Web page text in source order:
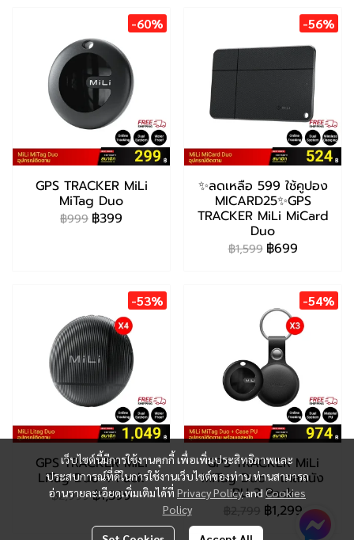
-60%
GPS TRACKER MiLi
MiTag Duo
฿999 ฿399
-56%
✨ลดเหลือ 599 ใช้คูปอง
MICARD25✨GPS
TRACKER MiLi MiCard
Duo
฿1,599 ฿699
-53%
GPS TRACKER MiLi
LiTag Duo 4 Pack
฿2,999฿1,399
-54%
GPS TRACKER MiLi
MiTag Duo + เคสหนัง
PU 3 Pack
฿2,799 ฿1,299
เว็บไซต์นี้มีการใช้งานคุกกี้ เพื่อเพิ่มประสิทธิภาพและ
ประสบการณ์ที่ดีในการใช้งานเว็บไซต์ของท่าน ท่านสามารถ
อ่านรายละเอียดเพิ่มเติมได้ที่ Privacy Policy and Cookies
Policy